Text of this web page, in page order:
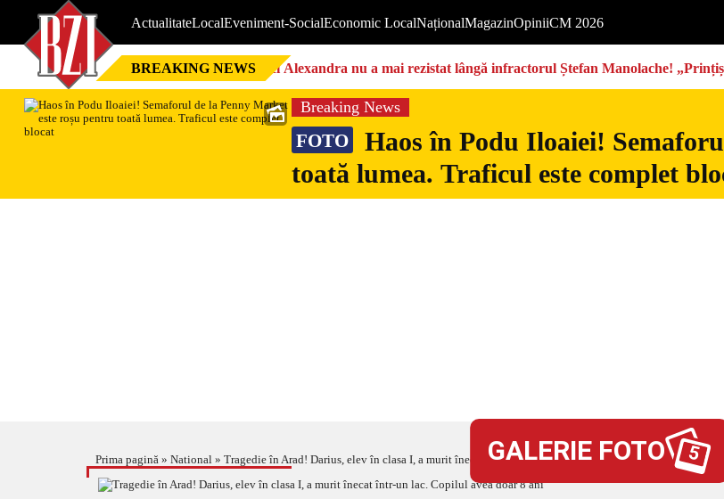
ActualitateLocalEveniment-SocialEconomic LocalNaționalMagazinOpiniiCM 2026
BREAKING NEWS Nici Alexandra nu a mai rezistat lângă infractorul Ștefan Manolache!
Breaking News
FOTO
Haos în Podu Iloaiei!
toată lumea. Traficul este complet
Prima pagină » National » Tragedie în Arad! Darius, elev în clasa I, a murit înecat într-un lac. Copilul avea doar 8 ani
GALERIE FOTO 5